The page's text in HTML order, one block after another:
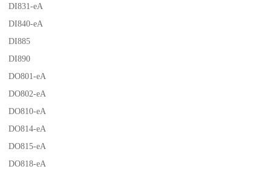
DI831-eA
DI840-eA
DI885
DI890
DO801-eA
DO802-eA
DO810-eA
DO814-eA
DO815-eA
DO818-eA